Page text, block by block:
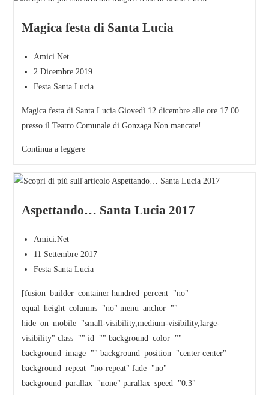
Magica festa di Santa Lucia
Amici.Net
2 Dicembre 2019
Festa Santa Lucia
Magica festa di Santa Lucia Giovedì 12 dicembre alle ore 17.00
presso il Teatro Comunale di Gonzaga.Non mancate!
Continua a leggere
Aspettando… Santa Lucia 2017
Amici.Net
11 Settembre 2017
Festa Santa Lucia
[fusion_builder_container hundred_percent="no"
equal_height_columns="no" menu_anchor=""
hide_on_mobile="small-visibility,medium-visibility,large-
visibility" class="" id="" background_color=""
background_image="" background_position="center center"
background_repeat="no-repeat" fade="no"
background_parallax="none" parallax_speed="0.3"